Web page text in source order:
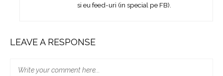
si eu feed-uri (in special pe FB).
LEAVE A RESPONSE